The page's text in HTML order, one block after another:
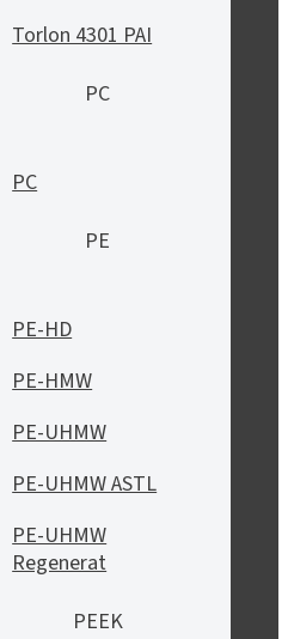
Torlon 4301 PAI
PC
PC
PE
PE-HD
PE-HMW
PE-UHMW
PE-UHMW ASTL
PE-UHMW
Regenerat
PEEK